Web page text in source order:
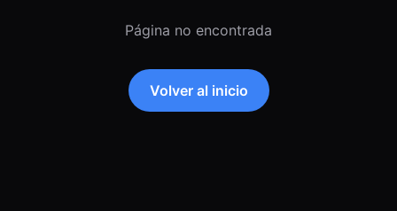
Página no encontrada
Volver al inicio